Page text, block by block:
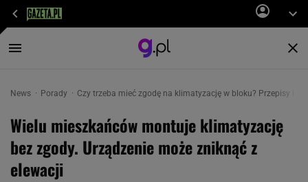
News Porady Czy trzeba mieć zgodę na klimatyzację w bloku? Przepisy i
Wielu mieszkańców montuje klimatyzację
bez zgody. Urządzenie może zniknąć z
elewacji